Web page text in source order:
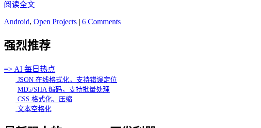
阅读全文
Android, Open Projects | 6 Comments
强烈推荐
=> AI 每日热点
JSON 在线格式化，支持错误定位
MD5/SHA 编码，支持批量处理
CSS 格式化、压缩
文本空格化